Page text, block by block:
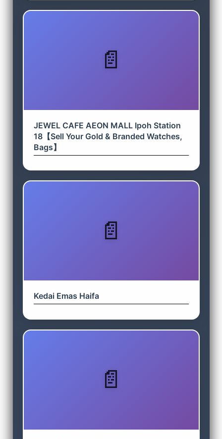
JEWEL CAFE AEON MALL Ipoh Station
18【Sell Your Gold & Branded Watches,
Bags】
Kedai Emas Haifa